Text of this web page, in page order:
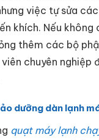
việc tự sửa
khích. Nếu không
thêm các bộ
chuyên nghiệp
dưỡng dàn lạnh
quạt máy lạnh